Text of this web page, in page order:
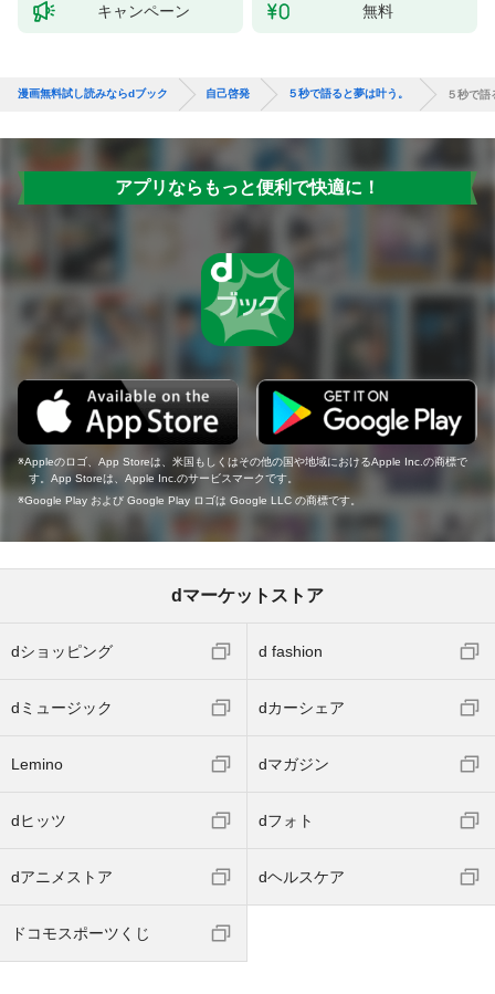
キャンペーン 無料
漫画無料試し読みならdブック 自己啓発 ５秒で語ると夢は叶う。 ５秒で語
アプリならもっと便利で快適に！
Appleのロゴ、App Storeは、米国もしくはその他の国や地域におけるApple Inc.の商標で
す。App Storeは、Apple Inc.のサービスマークです。
Google Play および Google Play ロゴは Google LLC の商標です。
dマーケットストア
dショッピング d fashion
dミュージック dカーシェア
Lemino dマガジン
dヒッツ dフォト
dアニメストア dヘルスケア
ドコモスポーツくじ